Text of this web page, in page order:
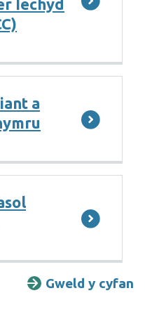
Iechyd
a
Gweld y cyfan